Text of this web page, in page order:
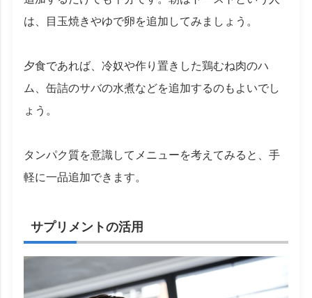
は、目玉焼きやゆで卵を追加してみましょう。
夕食であれば、冷奴や作り置きした鶏むね肉のハ
ム、缶詰のサバの水煮などを追加するのもよいでし
ょう。
タンパク質を意識してメニューを考えてみると、手
軽に一品追加できます。
サプリメントの活用